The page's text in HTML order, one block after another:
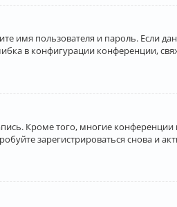
имя пользователя и пароль. Если
в конфигурации конференции,
Кроме того, многие
зарегистрироваться снова и